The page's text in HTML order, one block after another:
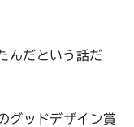
んだという話だ
グッドデザイン賞